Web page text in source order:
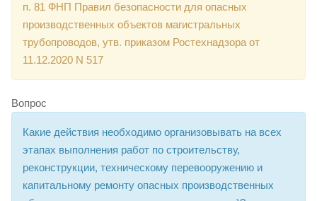
п. 81 ФНП Правил безопасности для опасных
производственных объектов магистральных
трубопроводов, утв. приказом Ростехнадзора от
11.12.2020 N 517
Вопрос
Какие действия необходимо организовывать на всех
этапах выполнения работ по строительству,
реконструкции, техническому перевооружению и
капитальному ремонту опасных производственных